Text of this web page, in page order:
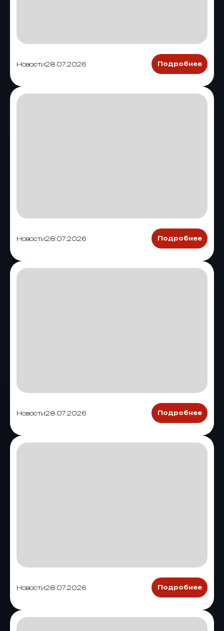
Новости28.07.2026 Подробнее
Новости28.07.2026 Подробнее
Новости28.07.2026 Подробнее
Новости28.07.2026 Подробнее